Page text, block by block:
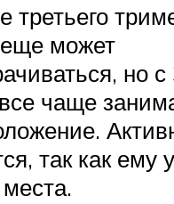
третьего
может
но
чаще
так как ему